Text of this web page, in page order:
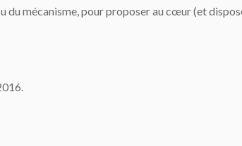
du mécanisme, pour proposer au cœur (et